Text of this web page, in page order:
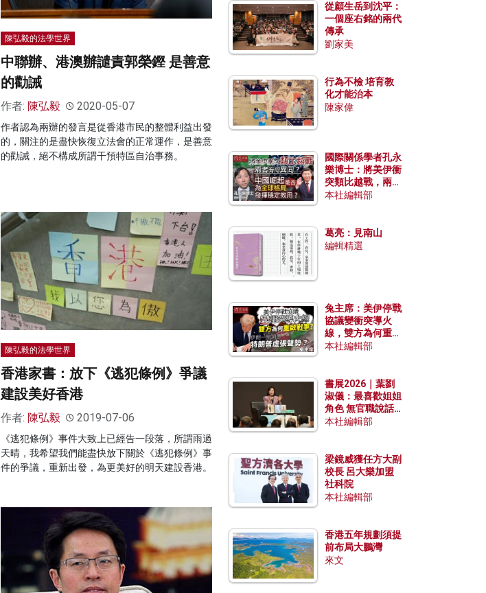
陳弘毅的法學世界
中聯辦、港澳辦譴責郭榮鏗 是善意
的勸誡
作者: 陳弘毅 2020-05-07
作者認為兩辦的發言是從香港市民的整體利益出發
的，關注的是盡快恢復立法會的正常運作，是善意
的勸誡，絕不構成所謂干預特區自治事務。
陳弘毅的法學世界
香港家書：放下《逃犯條例》爭議
建設美好香港
作者: 陳弘毅 2019-07-06
《逃犯條例》事件大致上已經告一段落，所謂雨過
天晴，我希望我們能盡快放下關於《逃犯條例》事
件的爭議，重新出發，為更美好的明天建設香港。
從顧生岳到沈平：
一個座右銘的兩代
傳承
劉家美
行為不檢 培育教
化才能治本
陳家偉
國際關係學者孔永
樂博士：將美伊衝
突類比越戰，兩者
有何異同？中國崛
本社編輯部
葛亮：見南山
編輯精選
兔主席：美伊停戰
協議變衝突導火
線，雙方為何重啟
戰爭？伊朗一早洞
本社編輯部
書展2026｜葉劉
淑儀：最喜歡姐姐
角色 無官職說話
包袱少
本社編輯部
梁鏡威獲任方大副
校長 呂大樂加盟
社科院
本社編輯部
香港五年規劃須提
前布局大鵬灣
來文